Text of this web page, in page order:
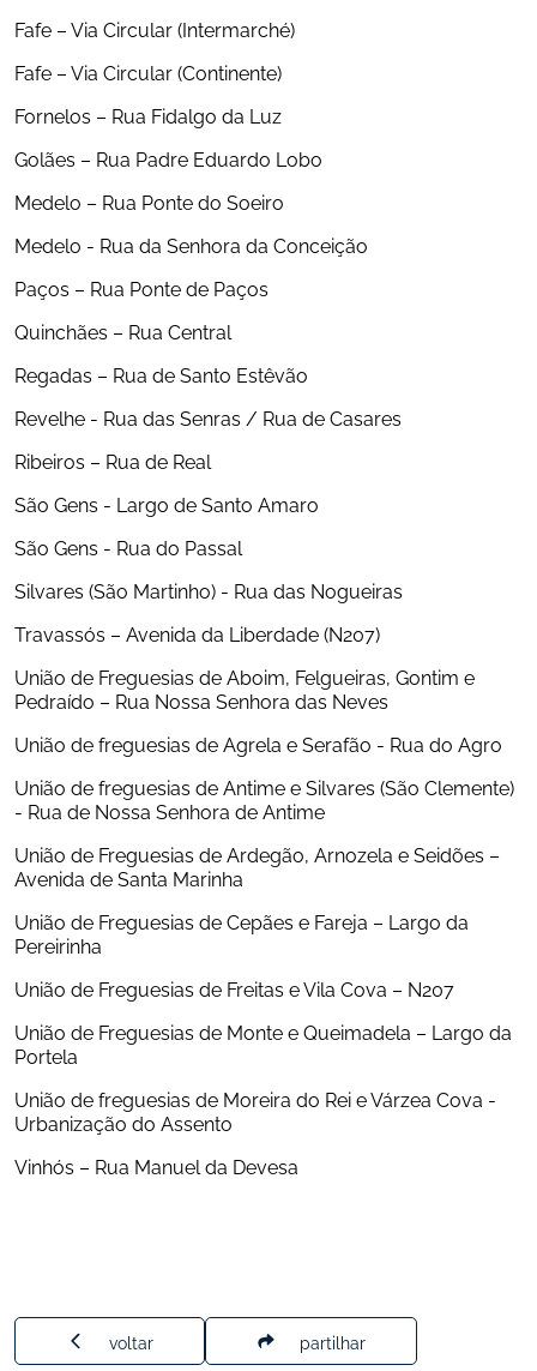
Fafe – Via Circular (Intermarché)
Fafe – Via Circular (Continente)
Fornelos – Rua Fidalgo da Luz
Golães – Rua Padre Eduardo Lobo
Medelo – Rua Ponte do Soeiro
Medelo - Rua da Senhora da Conceição
Paços – Rua Ponte de Paços
Quinchães – Rua Central
Regadas – Rua de Santo Estêvão
Revelhe - Rua das Senras / Rua de Casares
Ribeiros – Rua de Real
São Gens - Largo de Santo Amaro
São Gens - Rua do Passal
Silvares (São Martinho) - Rua das Nogueiras
Travassós – Avenida da Liberdade (N207)
União de Freguesias de Aboim, Felgueiras, Gontim e
Pedraído – Rua Nossa Senhora das Neves
União de freguesias de Agrela e Serafão - Rua do Agro
União de freguesias de Antime e Silvares (São Clemente)
- Rua de Nossa Senhora de Antime
União de Freguesias de Ardegão, Arnozela e Seidões –
Avenida de Santa Marinha
União de Freguesias de Cepães e Fareja – Largo da
Pereirinha
União de Freguesias de Freitas e Vila Cova – N207
União de Freguesias de Monte e Queimadela – Largo da
Portela
União de freguesias de Moreira do Rei e Várzea Cova -
Urbanização do Assento
Vinhós – Rua Manuel da Devesa
voltar partilhar